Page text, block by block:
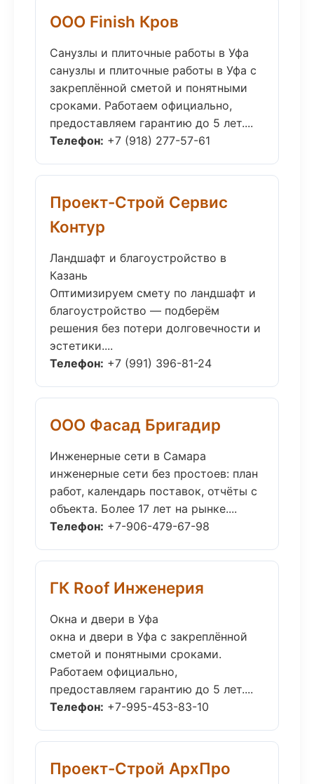
ООО Finish Кров
Санузлы и плиточные работы в Уфа
санузлы и плиточные работы в Уфа с
закреплённой сметой и понятными
сроками. Работаем официально,
предоставляем гарантию до 5 лет....
Телефон: +7 (918) 277-57-61
Проект-Строй Сервис
Контур
Ландшафт и благоустройство в
Казань
Оптимизируем смету по ландшафт и
благоустройство — подберём
решения без потери долговечности и
эстетики....
Телефон: +7 (991) 396-81-24
ООО Фасад Бригадир
Инженерные сети в Самара
инженерные сети без простоев: план
работ, календарь поставок, отчёты с
объекта. Более 17 лет на рынке....
Телефон: +7-906-479-67-98
ГК Roof Инженерия
Окна и двери в Уфа
окна и двери в Уфа с закреплённой
сметой и понятными сроками.
Работаем официально,
предоставляем гарантию до 5 лет....
Телефон: +7-995-453-83-10
Проект-Строй АрхПро